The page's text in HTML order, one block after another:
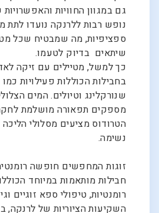
גם במגוון החוויות
נופש רבות ללרנקה נועדו לתת
ספציפיות, מה שמבטיח שכל
שיתאים בדיוק לטעמו.
כך למשל, מטיילים עם זיקה
בחבילות הכוללות פעילויות
שנורקלינג וטיולים. המים
מספקים תפאורה מושלמת
הטרודוס מציעים מסלולי
נשימה.
זוגות המחפשים חופשה
חבילות מותאמות במיוחד
רומנטיות, טיפולי ספא זוגיים
השקיעות הציוריות של לרנקה,